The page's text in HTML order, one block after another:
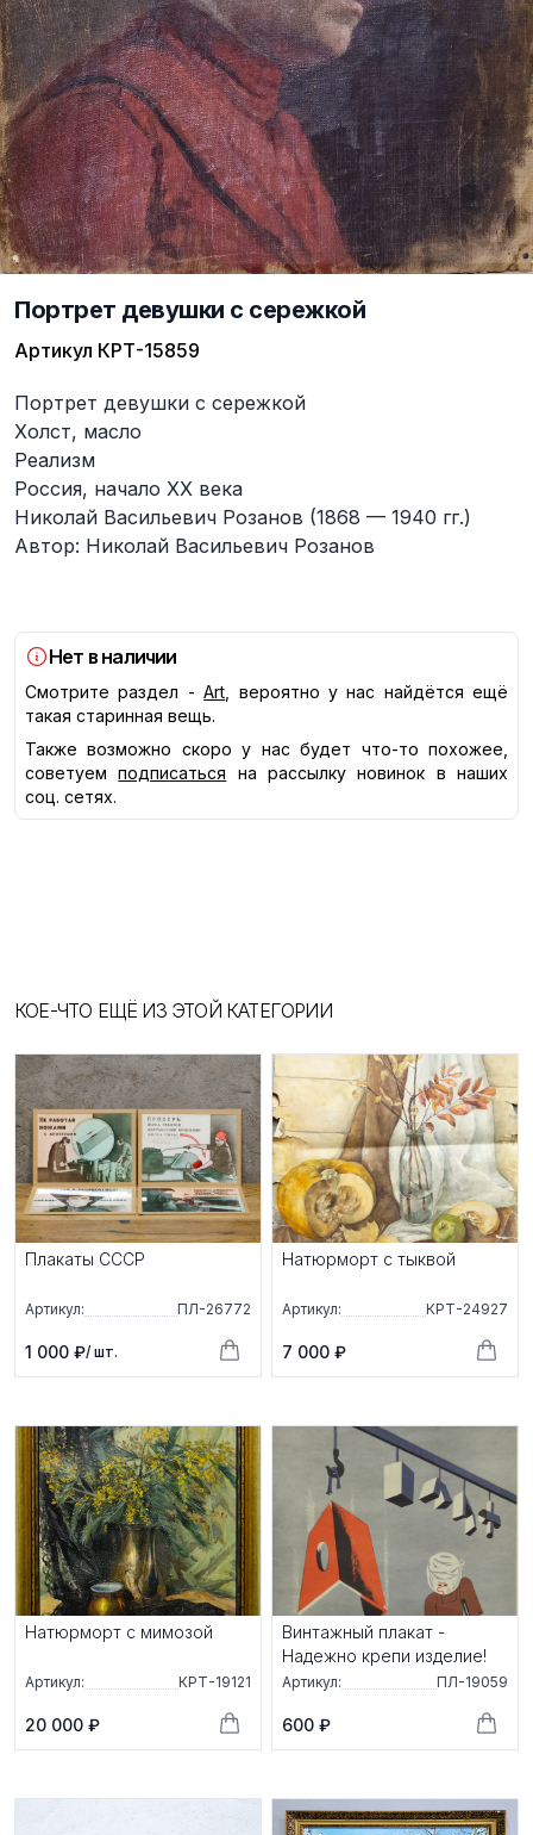
Портрет девушки с сережкой
Артикул КРТ-15859
Описание
Портрет девушки с сережкой
Холст, масло
Реализм
Россия, начало XX века
Николай Васильевич Розанов (1868 — 1940 гг.)
Автор: Николай Васильевич Розанов
Нет в наличии
Смотрите раздел - Art , вероятно у нас найдётся ещё
такая старинная вещь.
Также возможно скоро у нас будет что-то похожее,
советуем
подписаться
на рассылку новинок в наших
соц. сетях.
КОЕ-ЧТО ЕЩЁ ИЗ ЭТОЙ КАТЕГОРИИ
Плакаты СССР
Артикул: ПЛ-26772
1 000 ₽/ шт.
Натюрморт с тыквой
Артикул: КРТ-24927
7 000 ₽
Натюрморт с мимозой
Артикул: КРТ-19121
20 000 ₽
Винтажный плакат -
Надежно крепи изделие!
Артикул: ПЛ-19059
600 ₽